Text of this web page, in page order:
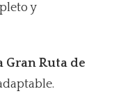
y
Gran Ruta de